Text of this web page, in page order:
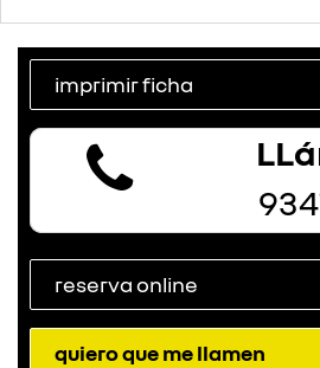
imprimir ficha
reserva online
quiero que me llamen